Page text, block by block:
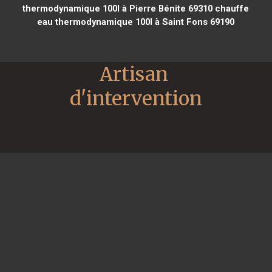
thermodynamique 100l à Pierre Bénite 69310 chauffe
eau thermodynamique 100l à Saint Fons 69190
Artisan
d'intervention